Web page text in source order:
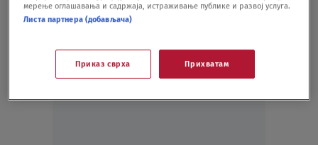
мерење оглашавања и садржаја, истраживање публике и развој услуга.
Листа партнера (добављача)
Приказ сврха Прихватам